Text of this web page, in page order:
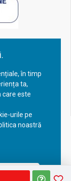
în timp
ta,
care este
urile pe
noastră